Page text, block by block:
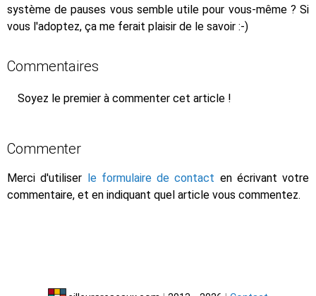
système de pauses vous semble utile pour vous-même ? Si
vous l'adoptez, ça me ferait plaisir de le savoir :-)
Commentaires
Soyez le premier à commenter cet article !
Commenter
Merci d'utiliser le formulaire de contact en écrivant votre
commentaire, et en indiquant quel article vous commentez.